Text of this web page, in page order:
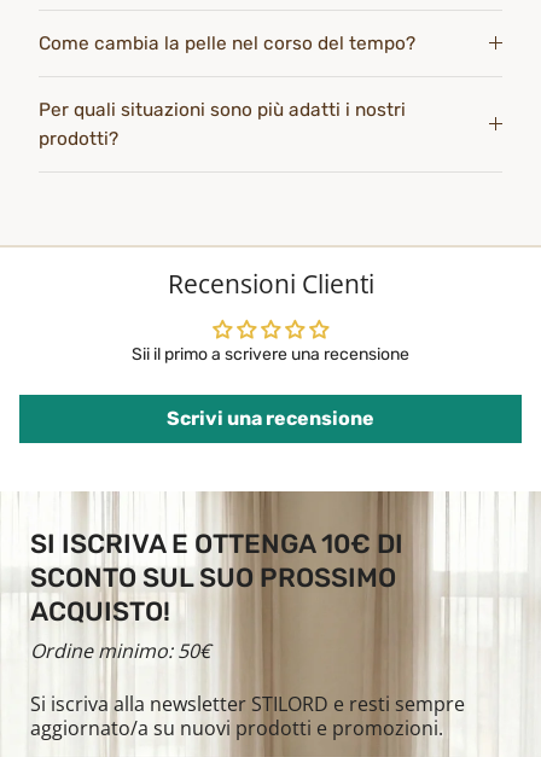
Come cambia la pelle nel corso del tempo?
Per quali situazioni sono più adatti i nostri
prodotti?
Recensioni Clienti
Sii il primo a scrivere una recensione
Scrivi una recensione
SI ISCRIVA E OTTENGA 10€ DI
SCONTO SUL SUO PROSSIMO
ACQUISTO!
Ordine minimo: 50€
Si iscriva alla newsletter STILORD e resti sempre
aggiornato/a su nuovi prodotti e promozioni.